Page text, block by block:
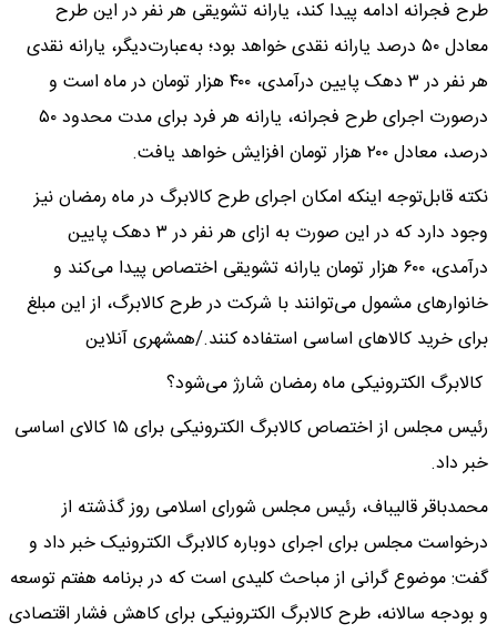
طرح فجرانه ادامه پیدا کند، یارانه تشویقی هر نفر در این طرح
معادل ۵۰ درصد یارانه نقدی خواهد بود؛ به‌عبارت‌دیگر، یارانه نقدی
هر نفر در ۳ دهک پایین درآمدی، ۴۰۰ هزار تومان در ‌ماه است و
درصورت اجرای طرح فجرانه، یارانه هر فرد برای مدت محدود ۵۰
درصد، معادل ۲۰۰ هزار تومان افزایش خواهد یافت.
نکته قابل‌توجه اینکه امکان اجرای طرح کالابرگ در ‌ماه رمضان نیز
وجود دارد که در این صورت به ازای هر نفر در ۳ دهک پایین
درآمدی، ۶۰۰ هزار تومان یارانه تشویقی اختصاص پیدا می‌کند و
خانوارهای مشمول می‌توانند با شرکت در طرح کالابرگ، از این مبلغ
برای خرید کالاهای اساسی استفاده کنند./همشهری آنلاین
کالابرگ الکترونیکی ماه رمضان شارژ می‌شود؟
رئیس مجلس از اختصاص کالابرگ الکترونیکی برای ۱۵ کالای اساسی
خبر داد.
محمدباقر قالیباف، رئیس مجلس شورای اسلامی روز گذشته از
درخواست مجلس برای اجرای دوباره کالابرگ الکترونیک خبر داد و
گفت: موضوع گرانی از مباحث کلیدی است که در برنامه هفتم توسعه
و بودجه سالانه، طرح کالابرگ الکترونیکی برای کاهش فشار اقتصادی